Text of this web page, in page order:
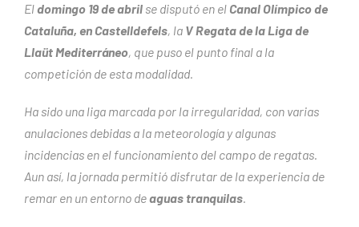
Eldomingo 19 de abril se disputó en el Canal Olímpico de
Cataluña, en Castelldefels, la V Regata de la Liga de
Llaüt Mediterráneo, que puso el punto final a la
competición de esta modalidad.
Ha sido una liga marcada por la irregularidad, con varias
anulaciones debidas a la meteorología y algunas
incidencias en el funcionamiento del campo de regatas.
Aun así, la jornada permitió disfrutar de la experiencia de
remar en un entorno deaguas tranquilas.